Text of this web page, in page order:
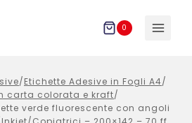
0
/Etichette Adesive in Fogli A4/
carta colorata e kraft/
verde fluorescente con angoli